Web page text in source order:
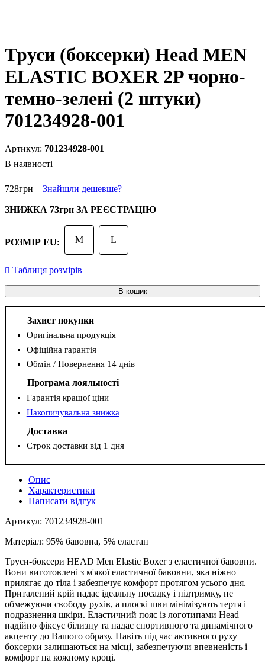
Труси (боксерки) Head MEN
ELASTIC BOXER 2P чорно-
темно-зелені (2 штуки)
701234928-001
701234928-001
В наявності
728грн Знайшли дешевше?
ЗНИЖКА 73грн ЗА РЕЄСТРАЦІЮ
РОЗМІР EU: M L
Таблиця розмірів
В кошик
Захист покупки
Оригінальна продукція
Офіційна гарантія
Обмін / Повернення 14 днів
Програма лояльності
Гарантія кращої ціни
Накопичувальна знижка
Доставка
Строк доставки від 1 дня
Опис
Характеристики
Написати відгук
Артикул: 701234928-001
Матеріал: 95% бавовна, 5% еластан
Труси-боксери HEAD Men Elastic Boxer з еластичної бавовни.
Вони виготовлені з м'якої еластичної бавовни, яка ніжно
прилягає до тіла і забезпечує комфорт протягом усього дня.
Приталений крій надає ідеальну посадку і підтримку, не
обмежуючи свободу рухів, а плоскі шви мінімізують тертя і
подразнення шкіри. Еластичний пояс із логотипами Head
надійно фіксує білизну та надає спортивного та динамічного
акценту до Вашого образу. Навіть під час активного руху
боксерки залишаються на місці, забезпечуючи впевненість і
комфорт на кожному кроці.